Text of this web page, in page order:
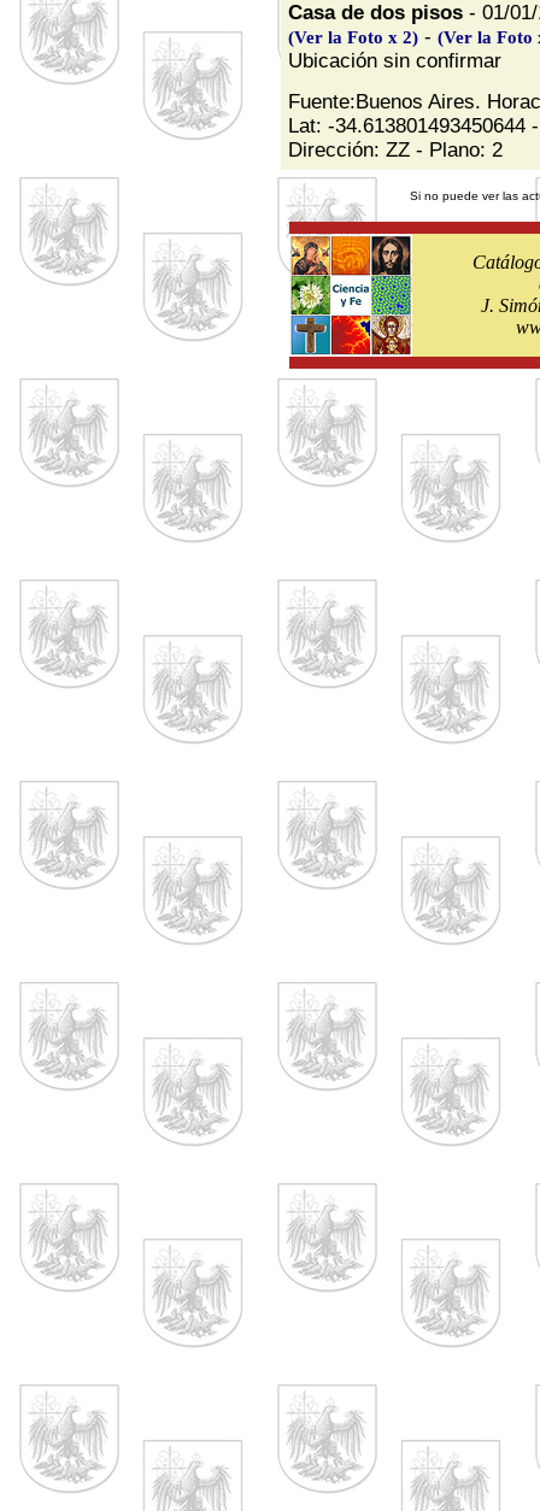
Casa de dos pisos - 01/
(Ver la Foto x 2) - (Ver la Foto
Ubicación sin confirmar
Fuente:Buenos Aires.
Lat: -34.613801493450644
Dirección: ZZ - Plano: 2
Si no puede ver las
J.